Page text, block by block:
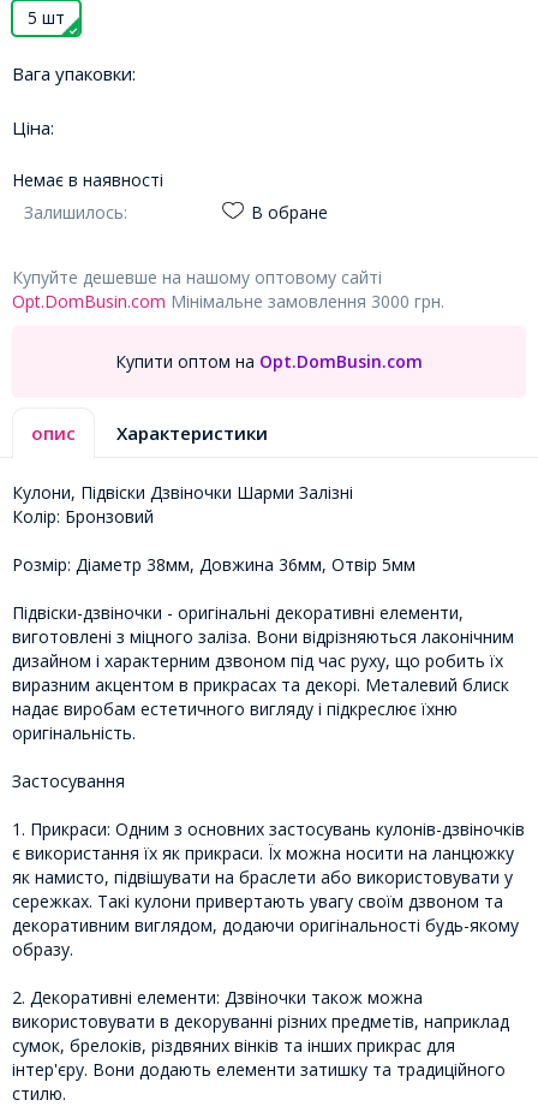
5 шт
Вага упаковки:
Ціна:
Немає в наявності
Залишилось:
В обране
Купуйте дешевше на нашому оптовому сайті
Opt.DomBusin.com Мінімальне замовлення 3000 грн.
Купити оптом на Opt.DomBusin.com
опис Характеристики
Кулони, Підвіски Дзвіночки Шарми Залізні
Колір: Бронзовий
Розмір: Діаметр 38мм, Довжина 36мм, Отвір 5мм
Підвіски-дзвіночки - оригінальні декоративні елементи,
виготовлені з міцного заліза. Вони відрізняються лаконічним
дизайном і характерним дзвоном під час руху, що робить їх
виразним акцентом в прикрасах та декорі. Металевий блиск
надає виробам естетичного вигляду і підкреслює їхню
оригінальність.
Застосування
1. Прикраси: Одним з основних застосувань кулонів-дзвіночків
є використання їх як прикраси. Їх можна носити на ланцюжку
як намисто, підвішувати на браслети або використовувати у
сережках. Такі кулони привертають увагу своїм дзвоном та
декоративним виглядом, додаючи оригінальності будь-якому
образу.
2. Декоративні елементи: Дзвіночки також можна
використовувати в декоруванні різних предметів, наприклад
сумок, брелоків, різдвяних вінків та інших прикрас для
інтер'єру. Вони додають елементи затишку та традиційного
стилю.